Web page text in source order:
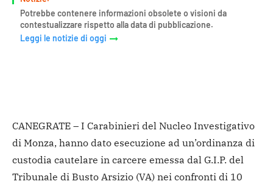
Potrebbe contenere informazioni obsolete o visioni da
contestualizzare rispetto alla data di pubblicazione.
Leggi le notizie di oggi
CANEGRATE – I Carabinieri del Nucleo Investigativo
di Monza, hanno dato esecuzione ad un’ordinanza di
custodia cautelare in carcere emessa dal G.I.P. del
Tribunale di Busto Arsizio (VA) nei confronti di 10